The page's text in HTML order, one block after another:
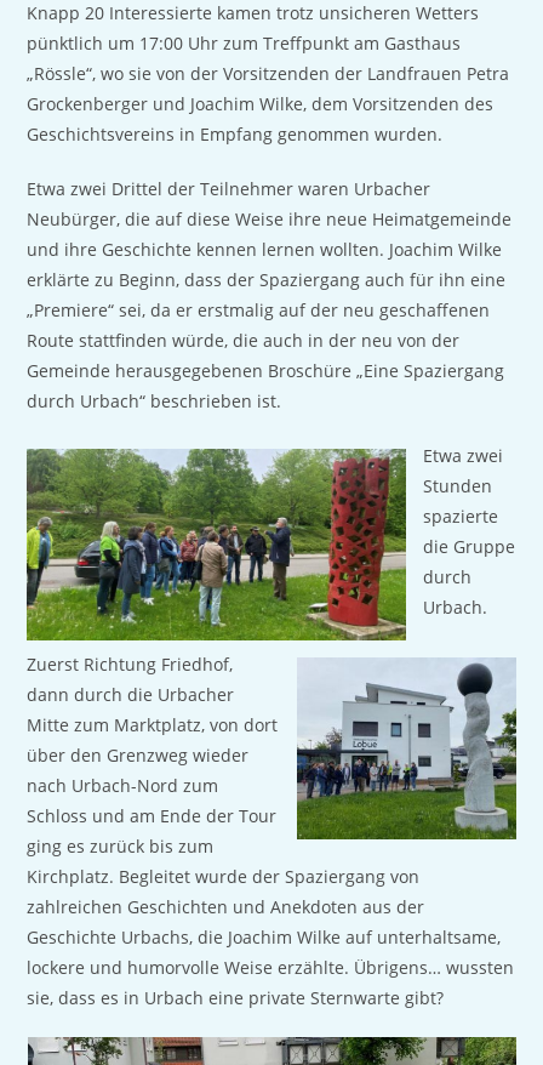
Knapp 20 Interessierte kamen trotz unsicheren Wetters
pünktlich um 17:00 Uhr zum Treffpunkt am Gasthaus
„Rössle“, wo sie von der Vorsitzenden der Landfrauen Petra
Grockenberger und Joachim Wilke, dem Vorsitzenden des
Geschichtsvereins in Empfang genommen wurden.
Etwa zwei Drittel der Teilnehmer waren Urbacher
Neubürger, die auf diese Weise ihre neue Heimatgemeinde
und ihre Geschichte kennen lernen wollten. Joachim Wilke
erklärte zu Beginn, dass der Spaziergang auch für ihn eine
„Premiere“ sei, da er erstmalig auf der neu geschaffenen
Route stattfinden würde, die auch in der neu von der
Gemeinde herausgegebenen Broschüre „Eine Spaziergang
durch Urbach“ beschrieben ist.
Etwa zwei
Stunden
spazierte
die Gruppe
durch
Urbach.
Zuerst Richtung Friedhof,
dann durch die Urbacher
Mitte zum Marktplatz, von dort
über den Grenzweg wieder
nach Urbach-Nord zum
Schloss und am Ende der Tour
ging es zurück bis zum
Kirchplatz. Begleitet wurde der Spaziergang von
zahlreichen Geschichten und Anekdoten aus der
Geschichte Urbachs, die Joachim Wilke auf unterhaltsame,
lockere und humorvolle Weise erzählte. Übrigens… wussten
sie, dass es in Urbach eine private Sternwarte gibt?